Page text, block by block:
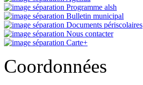
Programme alsh
Bulletin municipal
Documents périscolaires
Nous contacter
Carte+
Coordonnées